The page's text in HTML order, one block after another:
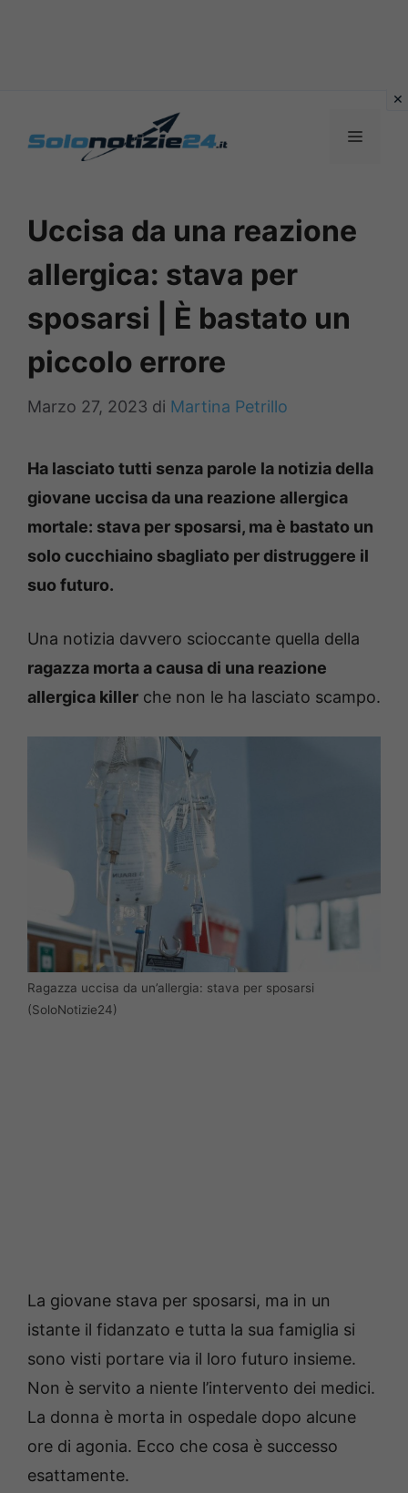
MENU
Uccisa da una reazione
allergica: stava per
sposarsi | È bastato un
piccolo errore
Marzo 27, 2023 di Martina Petrillo
Ha lasciato tutti senza parole la notizia della
giovane uccisa da una reazione allergica
mortale: stava per sposarsi, ma è bastato un
solo cucchiaino sbagliato per distruggere il
suo futuro.
Una notizia davvero scioccante quella della
ragazza morta a causa di una reazione
allergica killer che non le ha lasciato scampo.
Ragazza uccisa da un’allergia: stava per sposarsi
(SoloNotizie24)
La giovane stava per sposarsi, ma in un
istante il fidanzato e tutta la sua famiglia si
sono visti portare via il loro futuro insieme.
Non è servito a niente l’intervento dei medici.
La donna è morta in ospedale dopo alcune
ore di agonia. Ecco che cosa è successo
esattamente.